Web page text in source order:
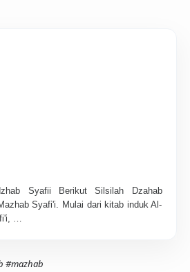
Syafii Berikut Silsilah Dzahab
Syafi'i. Mulai dari kitab induk Al-
…
#mazhab